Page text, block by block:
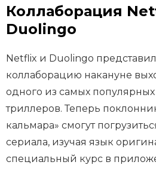
Коллаборация
Duolingo
Netflix и Duolingo
коллаборацию накануне
одного из самых
триллеров. Теперь
кальмара» смогут
сериала, изучая язык
специальный курс в